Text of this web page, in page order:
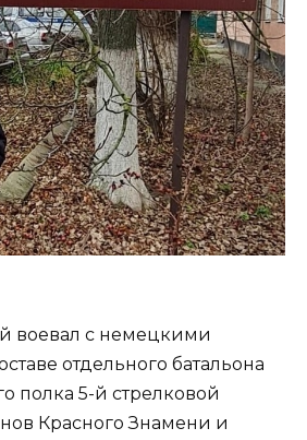
воевал с немецкими
отдельного батальона
полка 5-й стрелковой
Красного Знамени и